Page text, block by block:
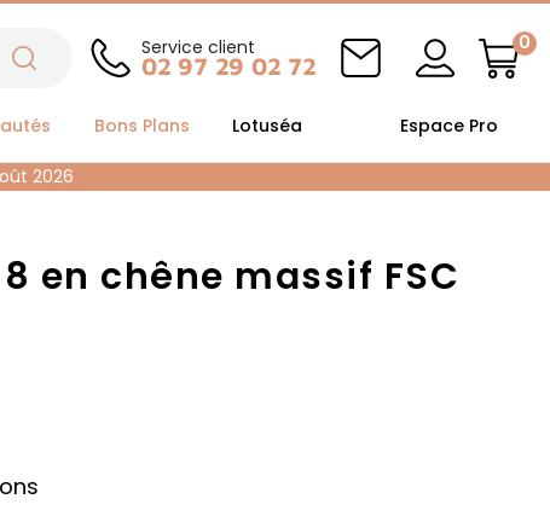
Service client
02 97 29 02 72
0
Bons Plans Lotuséa Espace Pro
2026
en chêne massif FSC